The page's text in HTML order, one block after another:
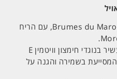
מיסט מבושם לשיער ולגוף, Brumes du Maroc, עם הריח
הפורמולה מכילה שמן ארגן עשיר בנוגדי חימצון וויטמין E
להזנה ולחות, טכנולוגית UV המסייעת בשמירה והגנה על